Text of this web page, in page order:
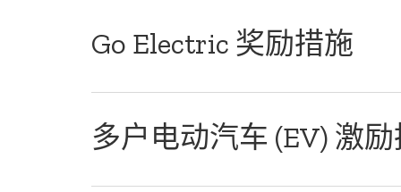
Go Electric 奖励措施
多户电动汽车 (EV) 激